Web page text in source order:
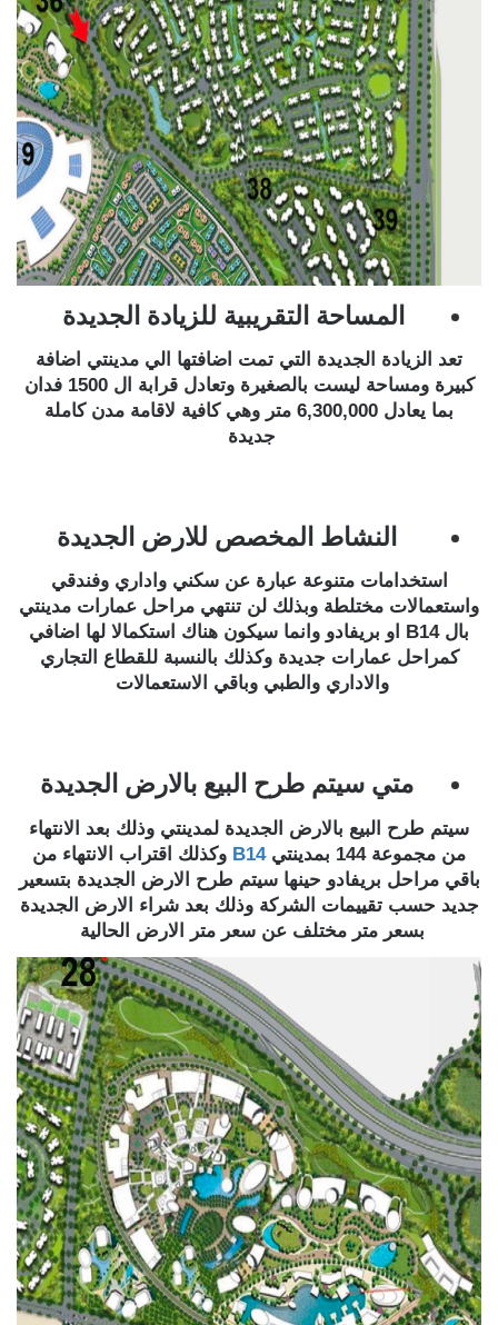
المساحة التقريبية للزيادة الجديدة
تعد الزيادة الجديدة التي تمت اضافتها الي مدينتي اضافة
كبيرة ومساحة ليست بالصغيرة وتعادل قرابة ال 1500 فدان
بما يعادل 6,300,000 متر وهي كافية لاقامة مدن كاملة
جديدة
النشاط المخصص للارض الجديدة
استخدامات متنوعة عبارة عن سكني واداري وفندقي
واستعمالات مختلطة وبذلك لن تنتهي مراحل عمارات مدينتي
بال B14 او بريفادو وانما سيكون هناك استكمالا لها اضافي
كمراحل عمارات جديدة وكذلك بالنسبة للقطاع التجاري
والاداري والطبي وباقي الاستعمالات
متي سيتم طرح البيع بالارض الجديدة
سيتم طرح البيع بالارض الجديدة لمدينتي وذلك بعد الانتهاء
من مجموعة 144 بمدينتي
B14 وكذلك اقتراب الانتهاء من
باقي مراحل بريفادو حينها سيتم طرح الارض الجديدة بتسعير
جديد حسب تقييمات الشركة وذلك بعد شراء الارض الجديدة
بسعر متر مختلف عن سعر متر الارض الحالية